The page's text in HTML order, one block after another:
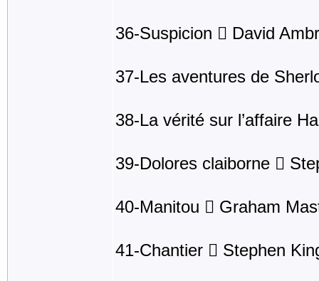
36-Suspicion  David
37-Les aventures de
38-La vérité sur l’affaire
39-Dolores claiborne 
40-Manitou  Graham
41-Chantier  Stephen